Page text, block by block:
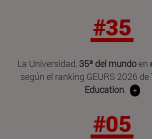
#35
La Universidad, 35ª del mundo en
según el ranking GEURS 2026 de
Education. +
#05